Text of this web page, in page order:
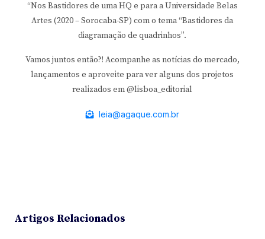
“Nos Bastidores de uma HQ e para a Universidade Belas
Artes (2020 – Sorocaba-SP) com o tema “Bastidores da
diagramação de quadrinhos”.
Vamos juntos então?! Acompanhe as notícias do mercado,
lançamentos e aproveite para ver alguns dos projetos
realizados em @lisboa_editorial
leia@agaque.com.br
Artigos Relacionados